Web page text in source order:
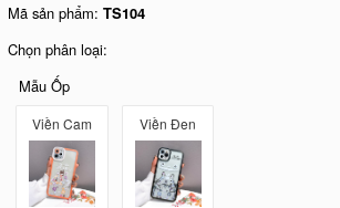
Mã sản phẩm:TS104
Chọn phân loại:
Mẫu Ốp
Viền Cam Viền Đen